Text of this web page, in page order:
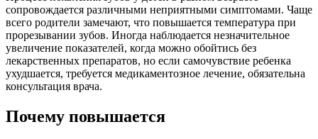
сопровождается различными неприятными симптомами. Чаще
всего родители замечают, что повышается температура при
прорезывании зубов. Иногда наблюдается незначительное
увеличение показателей, когда можно обойтись без
лекарственных препаратов, но если самочувствие ребенка
ухудшается, требуется медикаментозное лечение, обязательна
консультация врача.
Почему повышается